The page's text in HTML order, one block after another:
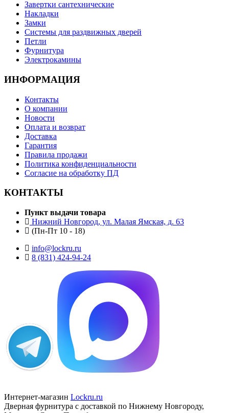
Завертки сантехнические
Накладки
Замки
Системы для раздвижных дверей
Петли
Фурнитура
Электрокамины
ИНФОРМАЦИЯ
Контакты
О компании
Новости
Оплата и возврат
Доставка
Гарантия
Правила продажи
Политика конфиденциальности
Согласие на обработку ПД
КОНТАКТЫ
Пункт выдачи товара
Нижний Новгород, ул. Малая Ямская, д. 63
(Пн-Пт 10 - 18)
info@lockru.ru
8 (831) 424-94-24
Интернет-магазин Lockru.ru
Дверная фурнитура с доставкой по Нижнему Новгороду,